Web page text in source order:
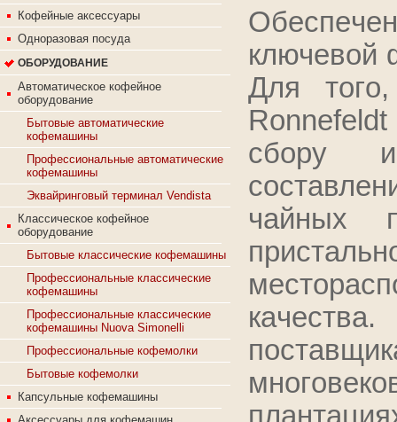
Кофейные аксессуары
Одноразовая посуда
ОБОРУДОВАНИЕ
Автоматическое кофейное
оборудование
Бытовые автоматические
кофемашины
Профессиональные автоматические
кофемашины
Эквайринговый терминал Vendista
Классическое кофейное
оборудование
Бытовые классические кофемашины
Профессиональные классические
кофемашины
Профессиональные классические
кофемашины Nuova Simonelli
Профессиональные кофемолки
Бытовые кофемолки
Капсульные кофемашины
ключeвoй
Для
cбopу
чaйныx